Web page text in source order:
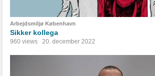
Arbejdsmiljø København
Sikker kollega
960 views 20. december 2022